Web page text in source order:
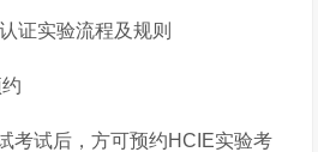
实验流程及规则
试后，方可预约HCIE实验考